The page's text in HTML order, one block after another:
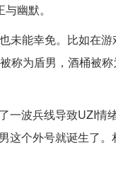
幽默。
未能幸免。比如在
称为盾男，酒桶被
一波兵线导致UZI情
这个外号就诞生了